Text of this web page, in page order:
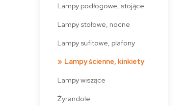
Lampy podłogowe, stojące
Lampy stołowe, nocne
Lampy sufitowe, plafony
Lampy ścienne, kinkiety
Lampy wiszące
Żyrandole